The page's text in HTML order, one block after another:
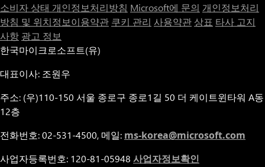
소비자 상태 개인정보처리방침 Microsoft에 문의 개인정보처리
방침 및 위치정보이용약관 쿠키 관리 사용약관 상표 타사 고지
사항 광고 정보
한국마이크로소프트(유)
대표이사: 조원우
주소: (우)110-150 서울 종로구 종로1길 50 더 케이트윈타워 A동
12층
전화번호: 02-531-4500, 메일: ms-korea@microsoft.com
사업자등록번호: 120-81-05948 사업자정보확인